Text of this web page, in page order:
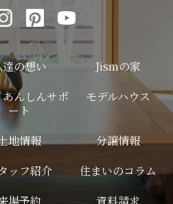
の想い
Jismの家
んしんサポ
ート
モデルハウス
地情報
分譲情報
ッフ紹介
住まいのコラム
場予約 資料請求